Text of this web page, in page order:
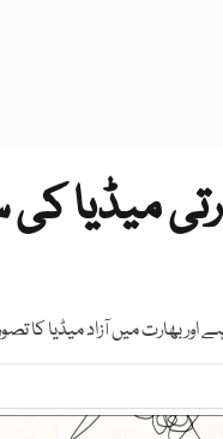
میڈیا
بھارت میں آزاد میڈیا کا